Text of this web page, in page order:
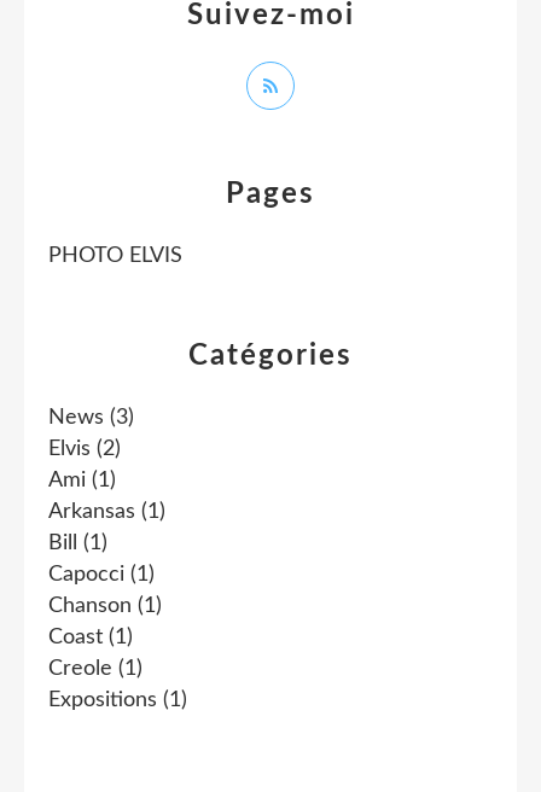
Catégories
News (3)
Elvis (2)
Ami (1)
Arkansas (1)
Bill
(1)
Capocci (1)
Chanson (1)
Coast (1)
Creole (1)
Expositions (1)
Pages
PHOTO ELVIS
Suivez-moi